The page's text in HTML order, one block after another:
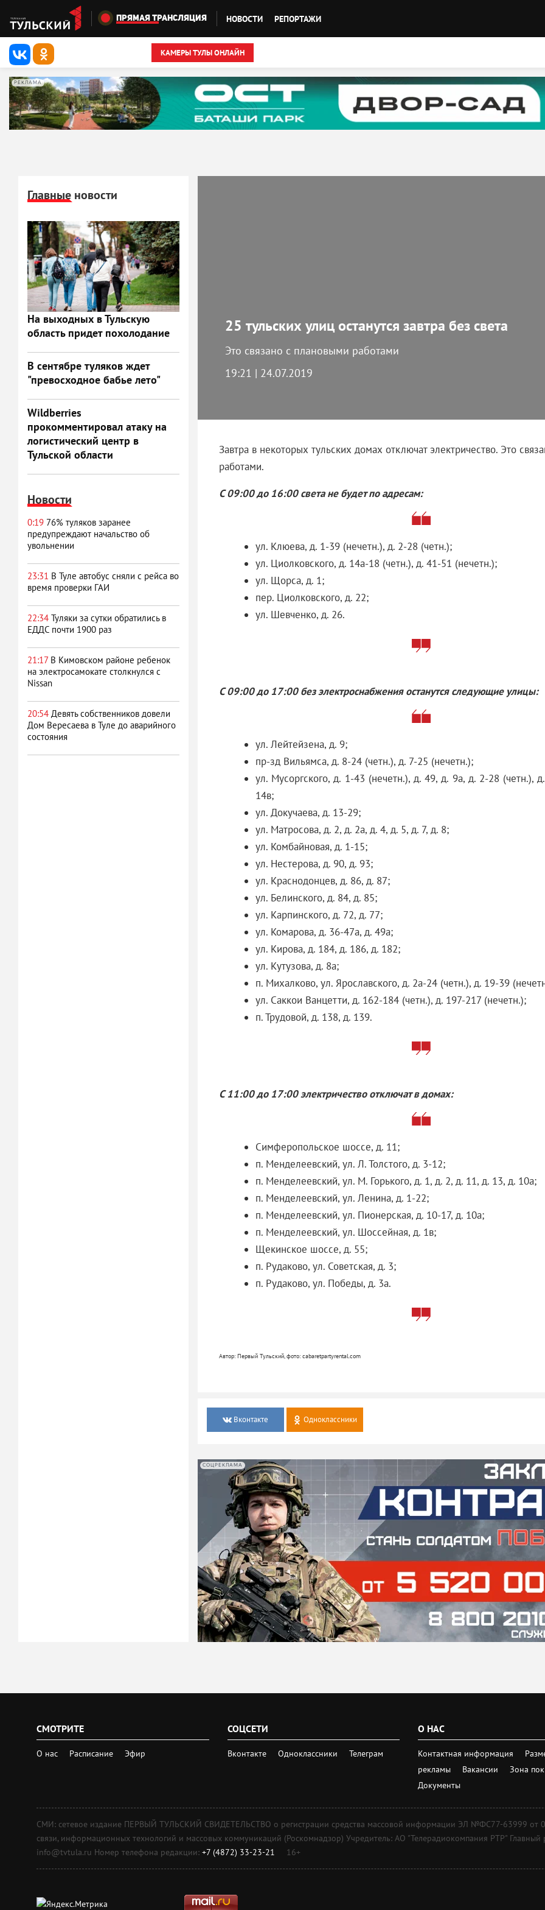
Перейти к основному содержанию
ПРЯМАЯ ТРАНСЛЯЦИЯ НОВОСТИ РЕПОРТАЖИ
КАМЕРЫ ТУЛЫ ОНЛАЙН
РЕКЛАМА
Главные новости
На выходных в Тульскую
область придет похолодание
В сентябре туляков ждет
"превосходное бабье лето"
Wildberries
прокомментировал атаку на
логистический центр в
Тульской области
Новости
0:19 76% туляков заранее
предупреждают начальство об
увольнении
23:31 В Туле автобус сняли с рейса во
время проверки ГАИ
22:34 Туляки за сутки обратились в
ЕДДС почти 1900 раз
21:17 В Кимовском районе ребенок
на электросамокате столкнулся с
Nissan
20:54 Девять собственников довели
Дом Вересаева в Туле до аварийного
состояния
25 тульских улиц останутся завтра без света
Это связано с плановыми работами
19:21 | 24.07.2019
Завтра в некоторых тульских домах отключат электричество. Это
работами.
С 09:00 до 16:00 света не будет по адресам:
ул. Клюева, д. 1-39 (нечетн.), д. 2-28 (четн.);
ул. Циолковского, д. 14а-18 (четн.), д. 41-51 (нечетн.);
ул. Щорса, д. 1;
пер. Циолковского, д. 22;
ул. Шевченко, д. 26.
С 09:00 до 17:00 без электроснабжения останутся следующие улицы:
ул. Лейтейзена, д. 9;
пр-зд Вильямса, д. 8-24 (четн.), д. 7-25 (нечетн.);
ул. Мусоргского, д. 1-43 (нечетн.), д. 49, д. 9а, д. 2-28 (четн.),
14в;
ул. Докучаева, д. 13-29;
ул. Матросова, д. 2, д. 2а, д. 4, д. 5, д. 7, д. 8;
ул. Комбайновая, д. 1-15;
ул. Нестерова, д. 90, д. 93;
ул. Краснодонцев, д. 86, д. 87;
ул. Белинского, д. 84, д. 85;
ул. Карпинского, д. 72, д. 77;
ул. Комарова, д. 36-47а, д. 49а;
ул. Кирова, д. 184, д. 186, д. 182;
ул. Кутузова, д. 8а;
п. Михалково, ул. Ярославского, д. 2а-24 (четн.), д. 19-39
ул. Саккои Ванцетти, д. 162-184 (четн.), д. 197-217 (нечетн.);
п. Трудовой, д. 138, д. 139.
С 11:00 до 17:00 электричество отключат в домах:
Симферопольское шоссе, д. 11;
п. Менделеевский, ул. Л. Толстого, д. 3-12;
п. Менделеевский, ул. М. Горького, д. 1, д. 2, д. 11, д. 13, д. 10а;
п. Менделеевский, ул. Ленина, д. 1-22;
п. Менделеевский, ул. Пионерская, д. 10-17, д. 10а;
п. Менделеевский, ул. Шоссейная, д. 1в;
Щекинское шоссе, д. 55;
п. Рудаково, ул. Советская, д. 3;
п. Рудаково, ул. Победы, д. 3а.
Автор: Первый Тульский, фото: cabaretpartyrental.com
Вконтакте Одноклассники
СОЦРЕКЛАМА
СМОТРИТЕ
О нас Расписание Эфир
СОЦСЕТИ
Вконтакте Одноклассники Телеграм
О НАС
Контактная информация
рекламы
Вакансии
Зона
Документы
СМИ: сетевое издание ПЕРВЫЙ ТУЛЬСКИЙ СВИДЕТЕЛЬСТВО о регистрации средства массовой информации ЭЛ №ФС77-63999 от
связи, информационных технологий и массовых коммуникаций (Роскомнадзор) Учредитель: АО "Телерадиокомпания РТР"
info@tvtula.ru Номер телефона редакции: +7 (4872) 33-23-21 16+